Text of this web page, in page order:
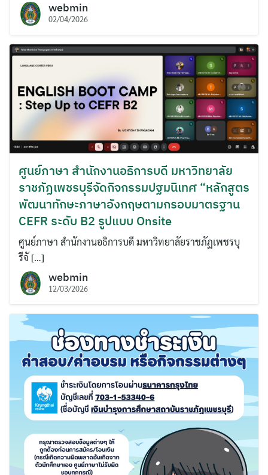
webmin
02/04/2026
ศูนย์ภาษา สำนักงานอธิการบดี มหาวิทยาลัย
ราชภัฏเพชรบุรีจัดกิจกรรมปฐมนิเทศ “หลักสูตร
พัฒนาทักษะภาษาอังกฤษตามกรอบมาตรฐาน
CEFR ระดับ B2 รูปแบบ Onsite
ศูนย์ภาษา สำนักงานอธิการบดี มหาวิทยาลัยราชภัฏเพชรบุ
รีจั […]
webmin
12/03/2026